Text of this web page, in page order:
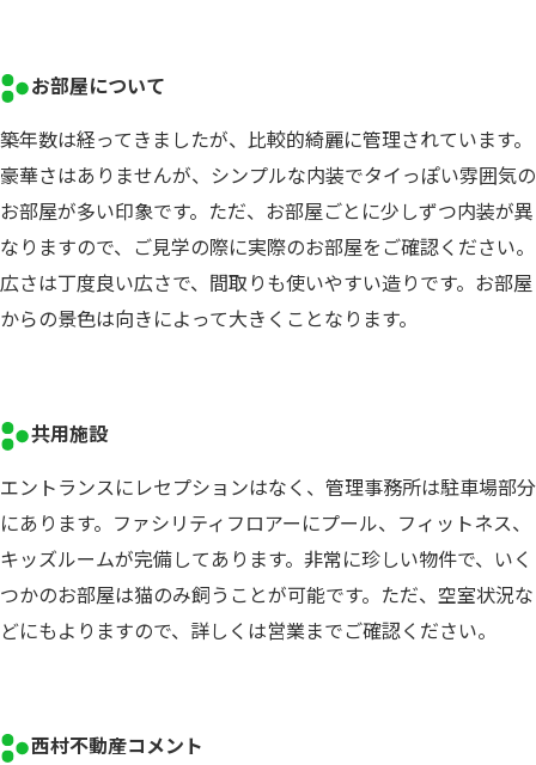
お部屋について
築年数は経ってきましたが、比較的綺麗に管理されています。
豪華さはありませんが、シンプルな内装でタイっぽい雰囲気の
お部屋が多い印象です。ただ、お部屋ごとに少しずつ内装が異
なりますので、ご見学の際に実際のお部屋をご確認ください。
広さは丁度良い広さで、間取りも使いやすい造りです。お部屋
からの景色は向きによって大きくことなります。
共用施設
エントランスにレセプションはなく、管理事務所は駐車場部分
にあります。ファシリティフロアーにプール、フィットネス、
キッズルームが完備してあります。非常に珍しい物件で、いく
つかのお部屋は猫のみ飼うことが可能です。ただ、空室状況な
どにもよりますので、詳しくは営業までご確認ください。
西村不動産コメント